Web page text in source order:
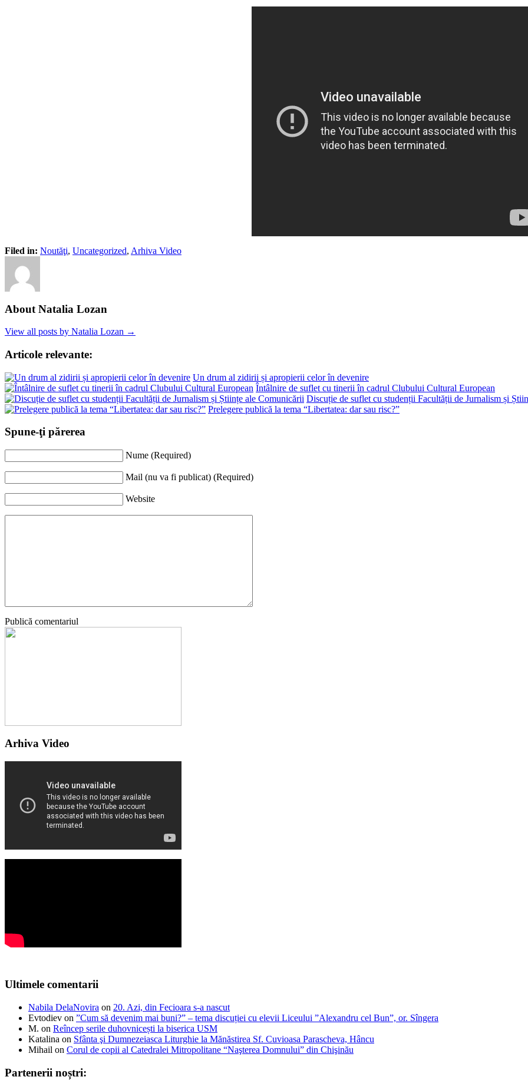
Filed in: Noutăţi, Uncategorized, Arhiva Video
About Natalia Lozan
View all posts by Natalia Lozan →
Articole relevante:
Un drum al zidirii și apropierii celor în devenire
Întâlnire de suflet cu tinerii în cadrul Clubului Cultural European
Discuție de suflet cu studenții Facultății de Jurnalism și
Prelegere publică la tema “Libertatea: dar sau risc?”
Spune-ţi părerea
Nume (Required)
Mail (nu va fi publicat) (Required)
Website
Publică comentariul
Arhiva Video
Ultimele comentarii
Nabila DelaNovira on 20. Azi, din Fecioara s-a nascut
Evtodiev on ”Cum să devenim mai buni?” – tema discuției cu elevii Liceului ”Alexandru cel Bun”, or. Sîngera
M. on Reîncep serile duhovnicești la biserica USM
Katalina on Sfânta şi Dumnezeiasca Liturghie la Mănăstirea Sf. Cuvioasa Parascheva, Hâncu
Mihail on Corul de copii al Catedralei Mitropolitane “Naşterea Domnului” din Chişinău
Partenerii noștri: